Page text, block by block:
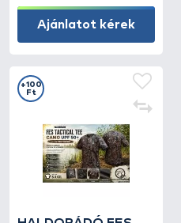
Ajánlatot kérek
+100
Ft